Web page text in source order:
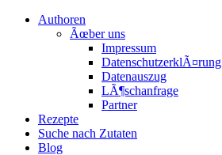
Authoren
Ãœber uns
Impressum
DatenschutzerklÃ¤rung
Datenauszug
LÃ¶schanfrage
Partner
Rezepte
Suche nach Zutaten
Blog